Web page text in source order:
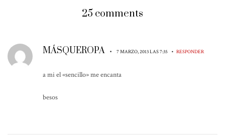
25 comments
MÁSQUEROPA • 7 MARZO, 2013 LAS 7:35 • RESPONDER
a mi el «sencillo» me encanta
besos